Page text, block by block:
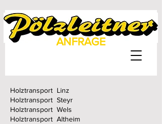
ANFRAGE
Holztransport Linz
Holztransport Steyr
Holztransport Wels
Holztransport Altheim